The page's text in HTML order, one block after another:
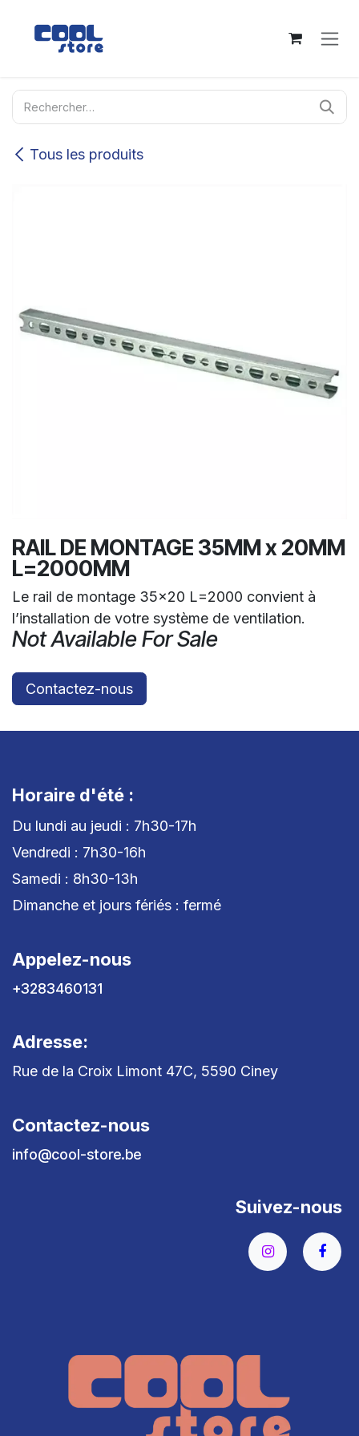
Tous les produits
RAIL DE MONTAGE 35MM x 20MM
L=2000MM
Le rail de montage 35x20 L=2000 convient à
l’installation de votre système de ventilation.
Not Available For Sale
Contactez-nous
Horaire d'été :
Du lundi au jeudi : 7h30-17h
Vendredi : 7h30-16h
Samedi : 8h30-13h
Dimanche et jours fériés : fermé
Appelez-nous
+3283460131
Adresse:
Rue de la Croix Limont 47C, 5590 Ciney
Contactez-nous
info@cool-store.be
Suivez-nous